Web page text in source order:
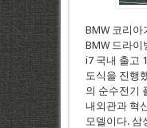
BMW 코리아
BMW 드라이
i7 국내 출고
도식을 진행
의 순수전기
내외관과 혁
모델이다. 삼